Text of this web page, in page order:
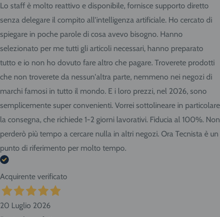
spedizione viene effettuata in ADR per merci pericolose con
trasportatore Cesped Rhenus SpA e i tempi di consegna
vanno dai 2 ai 10 giorni lavorativi. Tempi più brevi per Nord
Italia, tempi più lunghi per Sud e isole.
Se abiti nella nostra zona ritira i prodotti direttamente
presso il negozio! Seleziona "Ritiro" al momento del
checkout dell'ordine e vieni in Via Giovanni da Udine, 40 -
San Giorgio di Nogaro (UD) 33058.
Lo staff è molto reattivo e disponibile, fornisce supporto diretto
senza delegare il compito all'intelligenza artificiale. Ho cercato di
spiegare in poche parole di cosa avevo bisogno. Hanno
selezionato per me tutti gli articoli necessari, hanno preparato
tutto e io non ho dovuto fare altro che pagare. Troverete prodotti
che non troverete da nessun'altra parte, nemmeno nei negozi di
marchi famosi in tutto il mondo. E i loro prezzi, nel 2026, sono
semplicemente super convenienti. Vorrei sottolineare in particolare
la consegna, che richiede 1-2 giorni lavorativi. Fiducia al 100%. Non
perderò più tempo a cercare nulla in altri negozi. Ora Tecnista è un
punto di riferimento per molto tempo.
Acquirente verificato
20 Luglio 2026